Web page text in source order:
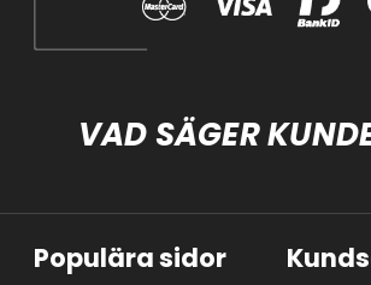
VAD SÄGER
Populära sidor